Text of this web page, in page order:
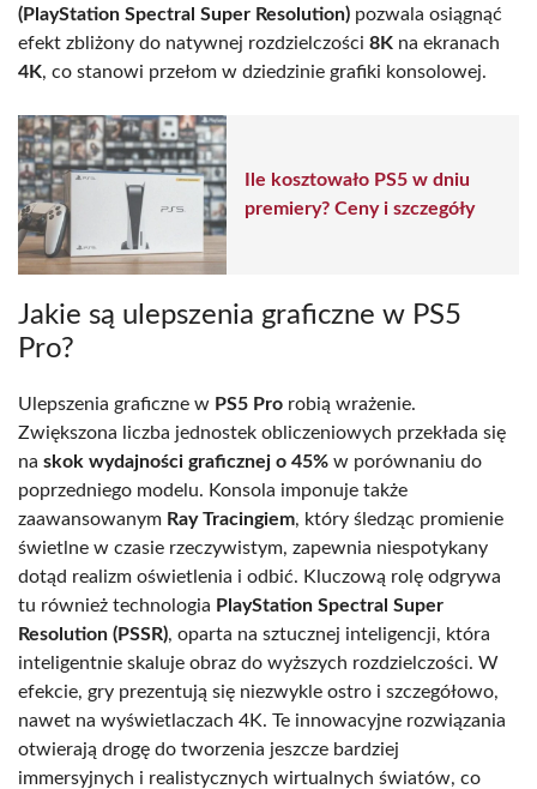
(PlayStation Spectral Super Resolution) pozwala osiągnąć
efekt zbliżony do natywnej rozdzielczości 8K na ekranach
4K, co stanowi przełom w dziedzinie grafiki konsolowej.
Ile kosztowało PS5 w dniu
premiery? Ceny i szczegóły
Jakie są ulepszenia graficzne w PS5
Pro?
Ulepszenia graficzne w PS5 Pro robią wrażenie.
Zwiększona liczba jednostek obliczeniowych przekłada się
na skok wydajności graficznej o 45% w porównaniu do
poprzedniego modelu. Konsola imponuje także
zaawansowanym Ray Tracingiem, który śledząc promienie
świetlne w czasie rzeczywistym, zapewnia niespotykany
dotąd realizm oświetlenia i odbić. Kluczową rolę odgrywa
tu również technologia PlayStation Spectral Super
Resolution (PSSR), oparta na sztucznej inteligencji, która
inteligentnie skaluje obraz do wyższych rozdzielczości. W
efekcie, gry prezentują się niezwykle ostro i szczegółowo,
nawet na wyświetlaczach 4K. Te innowacyjne rozwiązania
otwierają drogę do tworzenia jeszcze bardziej
immersyjnych i realistycznych wirtualnych światów, co